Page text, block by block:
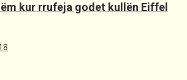
kur rrufeja godet kullën Eiffel